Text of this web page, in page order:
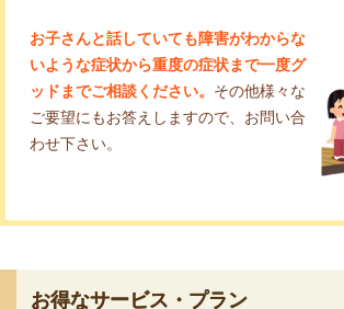
お子さんと話していても障害がわからな
いような症状から重度の症状まで一度グ
ッドまでご相談ください。 その他様々な
ご要望にもお答えしますので、お問い合
わせ下さい。
お得なサービス・プラン